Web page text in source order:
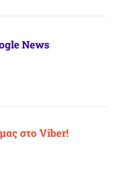
News
στο Viber!